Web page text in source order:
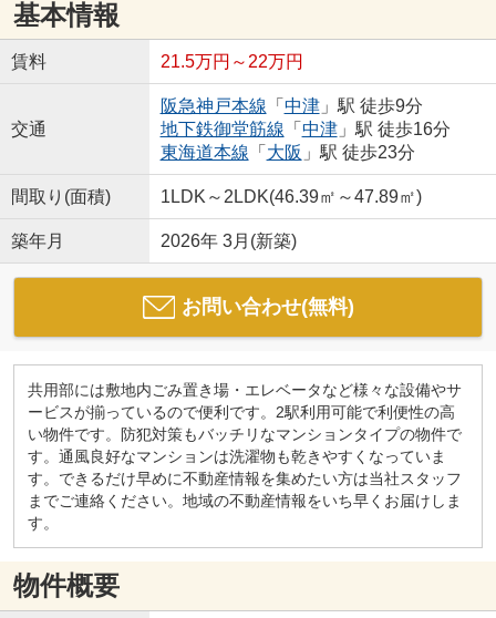
基本情報
賃料 21.5万円～22万円
交通
阪急神戸本線 「 中津」駅 徒歩9分
地下鉄御堂筋線 「 中津」駅 徒歩16分
東海道本線 「 大阪 」駅 徒歩23分
間取り(面積) 1LDK～2LDK(46.39㎡～47.89㎡)
築年月 2026年 3月(新築)
お問い合わせ(無料)
共用部には敷地内ごみ置き場・エレベータなど様々な設備やサ
ービスが揃っているので便利です。2駅利用可能で利便性の高
い物件です。防犯対策もバッチリなマンションタイプの物件で
す。通風良好なマンションは洗濯物も乾きやすくなっていま
す。できるだけ早めに不動産情報を集めたい方は当社スタッフ
までご連絡ください。地域の不動産情報をいち早くお届けしま
す。
物件概要